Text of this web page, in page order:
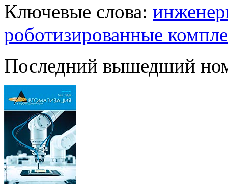
Ключевые слова:
роботизированные
Последний вышедший